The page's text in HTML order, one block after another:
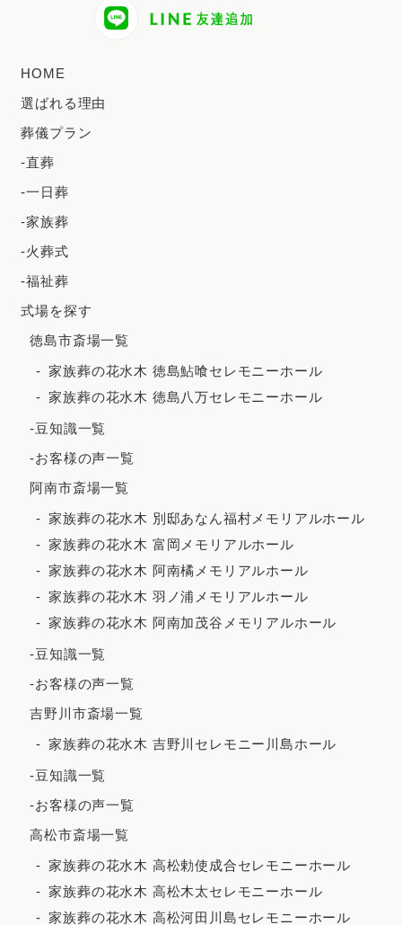
2024年6月
2024年5月
2024年2月
2023年12月
2023年11月
2023年10月
2023年9月
2023年8月
2023年7月
2023年6月
2023年3月
2023年2月
2023年1月
2022年12月
2022年11月
2022年5月
2022年4月
2022年3月
2022年2月
HOME
選ばれる理由
葬儀プラン
-直葬
-一日葬
-家族葬
-火葬式
-福祉葬
式場を探す
徳島市斎場一覧
家族葬の花水木 徳島鮎喰セレモニーホール
家族葬の花水木 徳島八万セレモニーホール
-豆知識一覧
-お客様の声一覧
阿南市斎場一覧
家族葬の花水木 別邸あなん福村メモリアルホール
家族葬の花水木 富岡メモリアルホール
家族葬の花水木 阿南橘メモリアルホール
家族葬の花水木 羽ノ浦メモリアルホール
家族葬の花水木 阿南加茂谷メモリアルホール
-豆知識一覧
-お客様の声一覧
吉野川市斎場一覧
家族葬の花水木 吉野川セレモニー川島ホール
-豆知識一覧
-お客様の声一覧
高松市斎場一覧
家族葬の花水木 高松勅使成合セレモニーホール
家族葬の花水木 高松木太セレモニーホール
家族葬の花水木 高松河田川島セレモニーホール